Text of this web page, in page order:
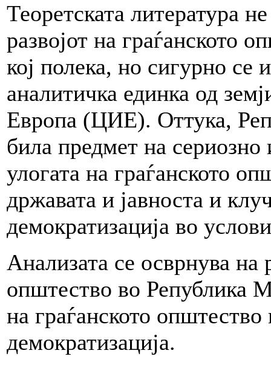
Теоретската литература
развојот на граѓанското
кој полека, но сигурно се
аналитичка единка од
Европа (ЦИЕ). Оттука,
била предмет на
улогата на граѓанското
државата и јавноста и
демократизација во
Анализата се осврнува на
општество во Република
на граѓанското
демократизација.